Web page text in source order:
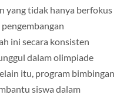
yang tidak hanya berfokus
ini secara konsisten
dalam olimpiade
itu, program bimbingan
siswa dalam